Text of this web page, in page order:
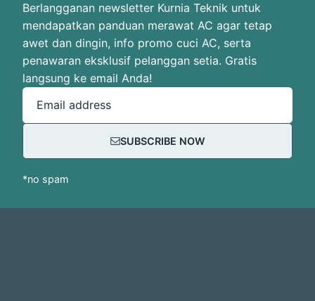
Berlangganan newsletter Kurnia Teknik untuk
mendapatkan panduan merawat AC agar tetap
awet dan dingin, info promo cuci AC, serta
penawaran eksklusif pelanggan setia. Gratis
langsung ke email Anda!
Email address
SUBSCRIBE NOW
*no spam